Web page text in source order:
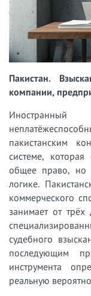
Пакистан.
компании,
пакистанским
системе,
общее право, но
логике.
коммерческого
занимает от трёх
судебного
последующим
инструмента
реальную